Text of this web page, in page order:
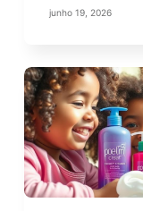
junho 19, 2026